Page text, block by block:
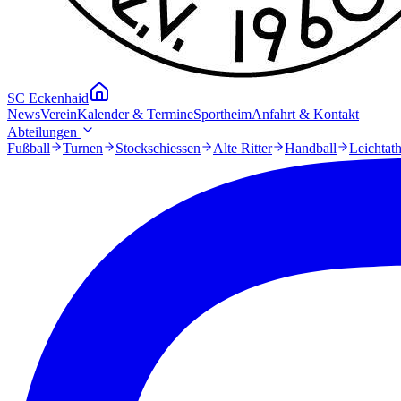
SC Eckenhaid
NewsVereinKalender & TermineSportheimAnfahrt & Kontakt
Abteilungen
Fußball
Turnen Stockschiessen Alte Ritter Handball